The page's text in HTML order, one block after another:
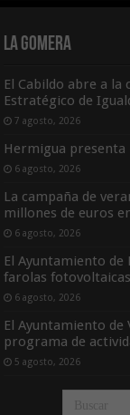
La Gomera
El Cabildo abre a la
Estratégico de
7 agosto, 2026
Hermigua presenta
6 agosto, 2026
La campaña de
millones de euros
6 agosto, 2026
El Ayuntamiento
farolas fotovoltaicas
6 agosto, 2026
El Ayuntamiento
programa de
5 agosto, 2026